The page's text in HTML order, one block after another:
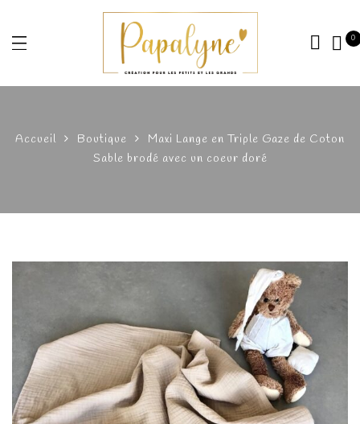
0
Accueil Boutique
Maxi Lange en Triple Gaze de Coton
Sable brodé avec un coeur doré